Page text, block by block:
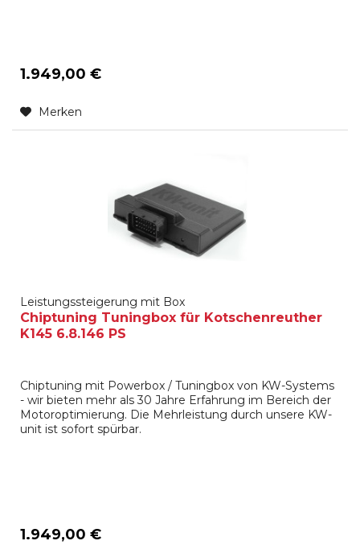
1.949,00 €
Merken
Leistungssteigerung mit Box
Chiptuning Tuningbox für Kotschenreuther
K145 6.8.146 PS
Chiptuning mit Powerbox / Tuningbox von KW-Systems
- wir bieten mehr als 30 Jahre Erfahrung im Bereich der
Motoroptimierung. Die Mehrleistung durch unsere KW-
unit ist sofort spürbar.
1.949,00 €